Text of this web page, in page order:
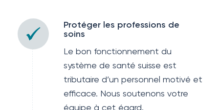
Protéger les professions de
soins
Le bon fonctionnement du
système de santé suisse est
tributaire d’un personnel motivé et
efficace. Nous soutenons votre
équipe à cet égard.